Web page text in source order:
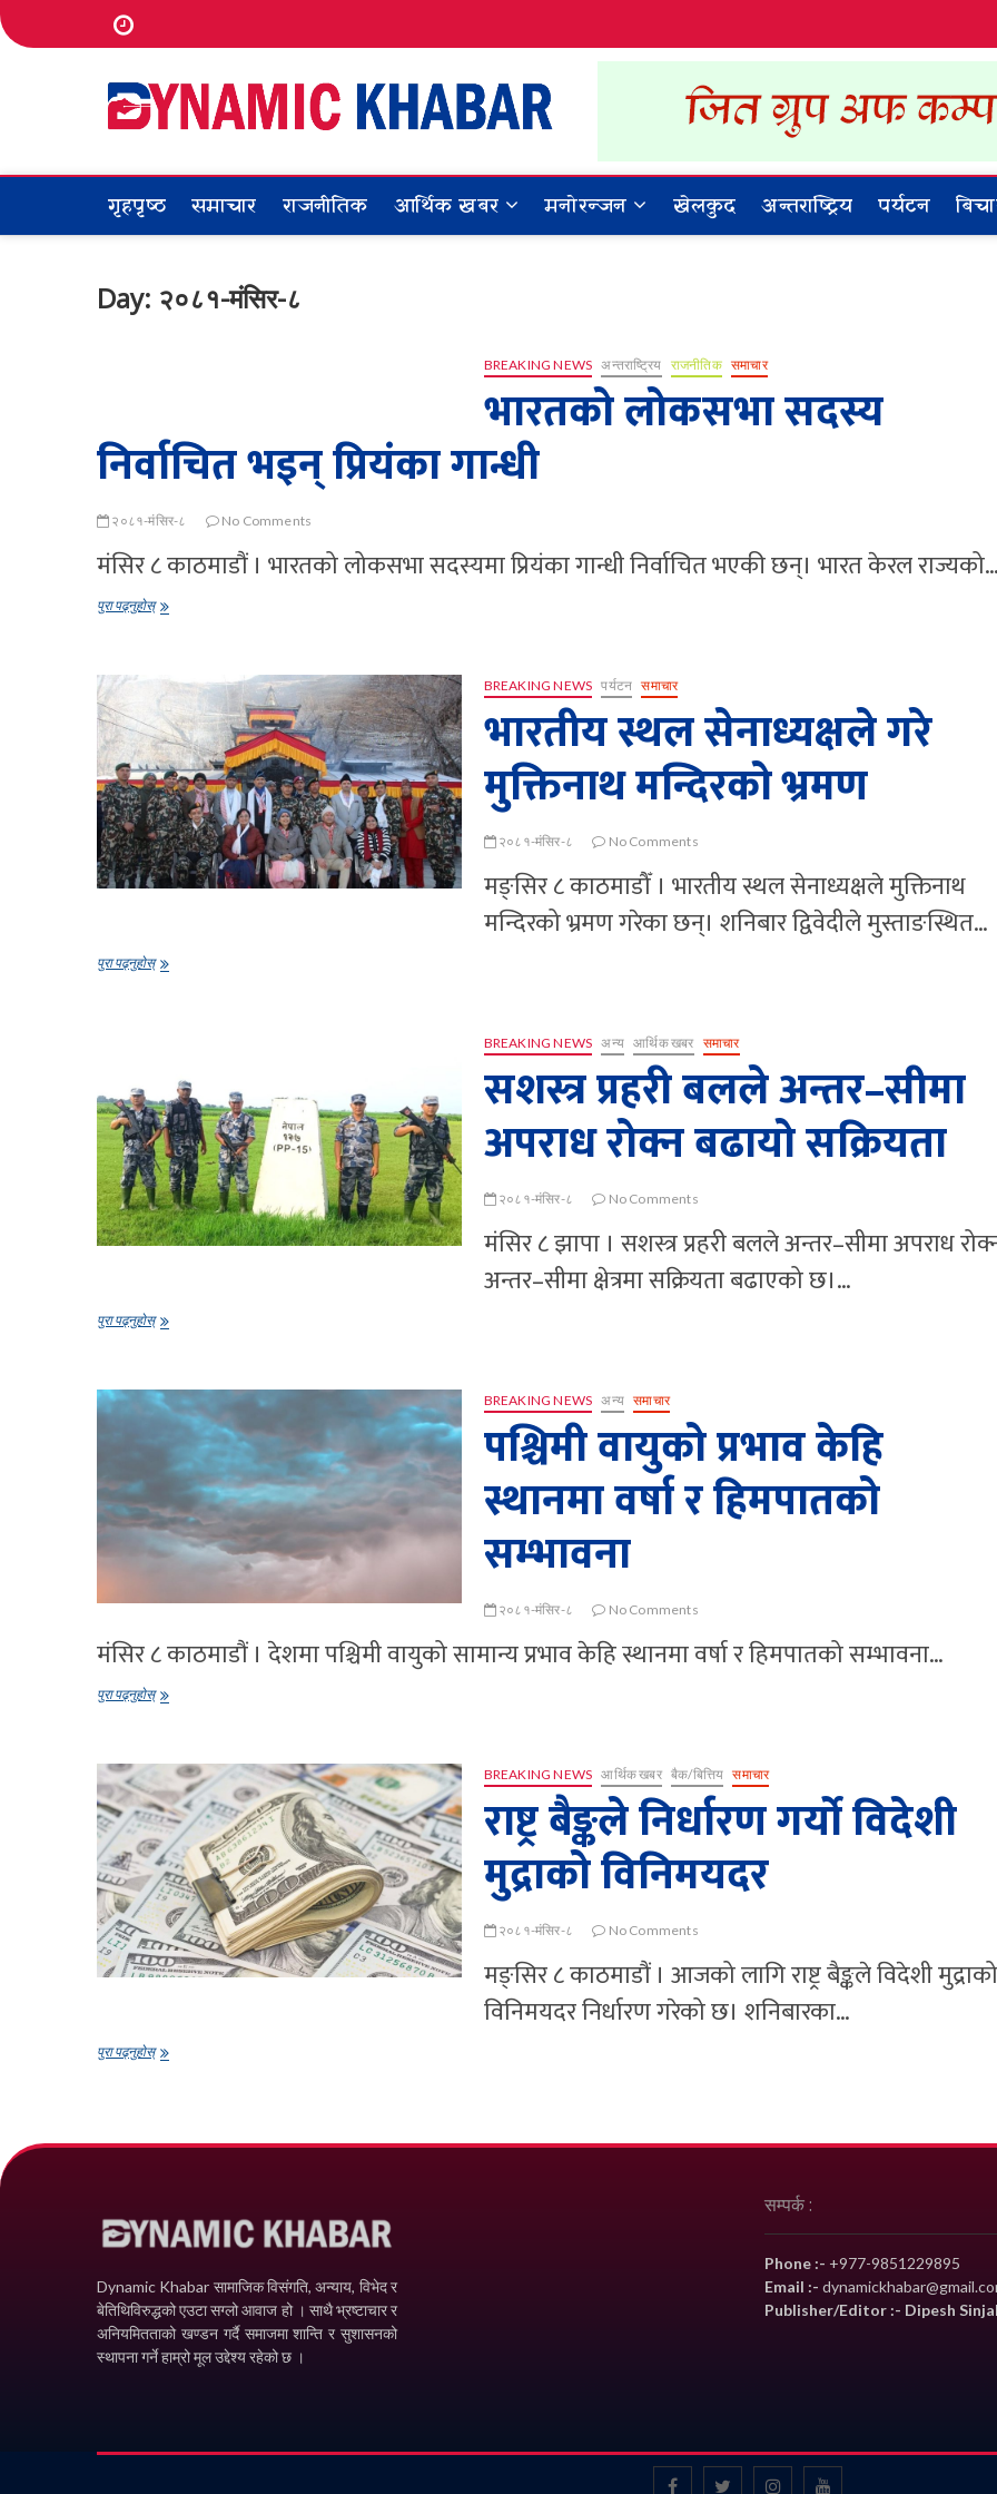
Skip
to
Dynamic Khabar
ALL NEWS IN NEPAL
गृहपृष्ठ समाचार राजनीतिक आर्थिक खबर मनोरन्जन खेलकुद अन्तराष्ट्रिय पर्यटन
Day: २०८१-मंसिर-८
BREAKING NEWS अन्तराष्ट्रिय राजनीतिक समाचार
भारतको लोकसभा सदस्य
निर्वाचित भइन् प्रियंका गान्धी
२०८१-मंसिर-८ No Comments
मंसिर ८ काठमाडौं । भारतको लोकसभा सदस्यमा प्रियंका गान्धी निर्वाचित भएकी छन्। भारत केरल
पुरा पढ्नुहोस्भारतको
भइन्
गान्धी
BREAKING NEWS पर्यटन समाचार
भारतीय स्थल सेनाध्यक्षले गरे
मुक्तिनाथ मन्दिरको भ्रमण
२०८१-मंसिर-८ No Comments
मङ्सिर ८ काठमाडौँ । भारतीय स्थल सेनाध्यक्षले मुक्तिनाथ
मन्दिरको भ्रमण गरेका छन्। शनिबार द्विवेदीले मुस्ताङस्थित…
पुरा पढ्नुहोस्भारतीय
भ्रमण
BREAKING NEWS अन्य आर्थिक खबर समाचार
सशस्त्र प्रहरी बलले अन्तर–सीमा
अपराध रोक्न बढायो सक्रियता
२०८१-मंसिर-८ No Comments
मंसिर ८ झापा । सशस्त्र प्रहरी बलले अन्तर–सीमा अपराध
अन्तर–सीमा क्षेत्रमा सक्रियता बढाएको छ।…
पुरा पढ्नुहोस्सशस्त्र
सीमा
अपराध
सक्रियता
BREAKING NEWS अन्य समाचार
पश्चिमी वायुको प्रभाव केहि
स्थानमा वर्षा र हिमपातको
सम्भावना
२०८१-मंसिर-८ No Comments
मंसिर ८ काठमाडौं । देशमा पश्चिमी वायुको सामान्य प्रभाव केहि स्थानमा वर्षा र हिमपातको सम्भावना…
पुरा पढ्नुहोस्पश्चिमी
स्थानमा
वर्षा
र
हिमपातको
सम्भावना
BREAKING NEWS आर्थिक खबर बैक/बित्तिय समाचार
राष्ट्र बैङ्कले निर्धारण गर्यो विदेशी
मुद्राको विनिमयदर
२०८१-मंसिर-८ No Comments
मङ्सिर ८ काठमाडौं । आजको लागि राष्ट्र बैङ्कले विदेशी मुद्राको
विनिमयदर निर्धारण गरेको छ। शनिबारका…
पुरा पढ्नुहोस्राष्ट्र
मुद्राको
Dynamic Khabar सामाजिक विसंगति, अन्याय, विभेद­ र
बेतिथिविरुद्धको एउटा सग्लो आवाज हो । साथै भ्रष्टाचार र
अनियमितताको खण्डन गर्दै समाजमा शान्ति र सुशासनको
स्थापना गर्ने हाम्रो मूल उद्देश्य रहेको छ ।
सम्पर्क :
Phone :- +977-9851229895
Email :-
Publisher/Editor :- Dipesh
Facebooktwitter instagramYouTube